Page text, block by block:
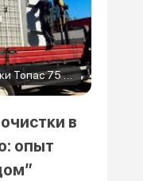
Установка станции очистки Топас 75 в деревне Порошкино
в
опыт